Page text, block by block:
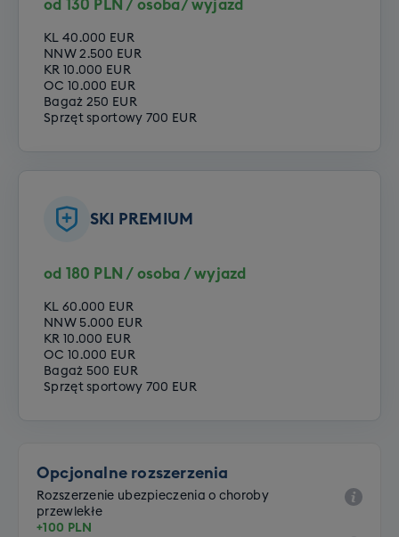
od 130 PLN / osoba/ wyjazd
KL 40.000 EUR
NNW 2.500 EUR
KR 10.000 EUR
OC 10.000 EUR
Bagaż 250 EUR
Sprzęt sportowy 700 EUR
SKI PREMIUM
od 180 PLN / osoba / wyjazd
KL 60.000 EUR
NNW 5.000 EUR
KR 10.000 EUR
OC 10.000 EUR
Bagaż 500 EUR
Sprzęt sportowy 700 EUR
Opcjonalne rozszerzenia
Rozszerzenie ubezpieczenia o choroby
przewlekłe
+100 PLN